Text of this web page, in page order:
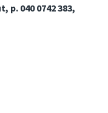
040 0742 383,